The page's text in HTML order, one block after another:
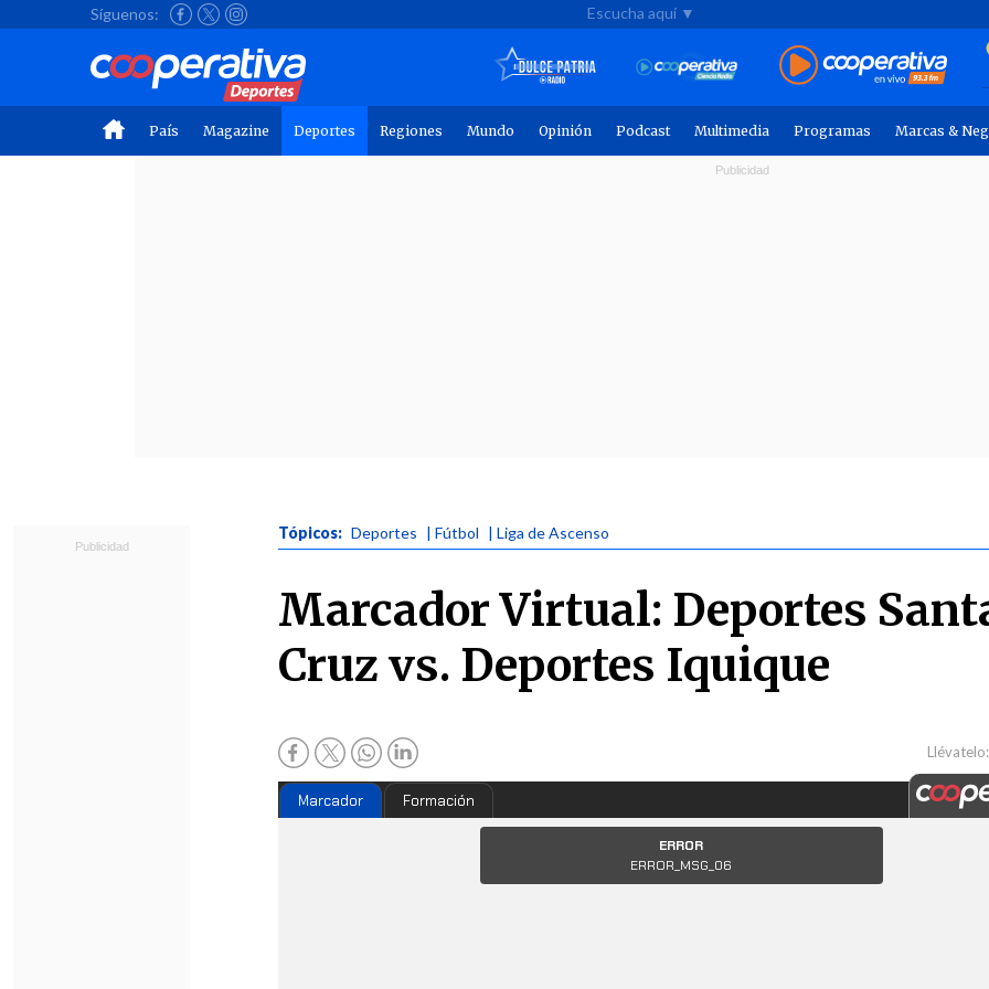
Síguenos: Escucha aquí ▼
País Magazine Deportes Regiones Mundo Opinión Podcast Multimedia Programas Marcas &
Tópicos: Deportes | Fútbol | Liga de Ascenso
Marcador Virtual: Deportes
Cruz vs. Deportes Iquique
Llévatelo:
Marcador Formación